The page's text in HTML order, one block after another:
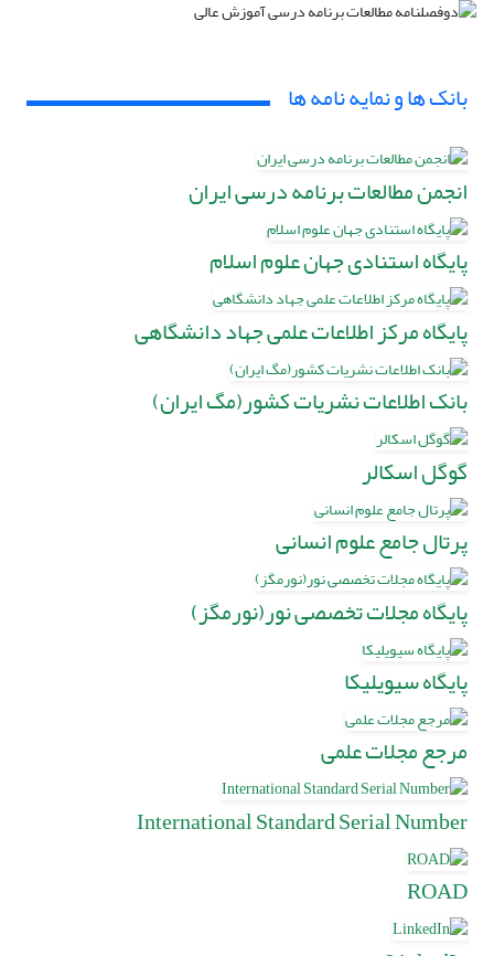
بانک ها و نمایه نامه ها
انجمن مطالعات برنامه درسی ایران
پایگاه استنادی جهان علوم اسلام
پایگاه مرکز اطلاعات علمی جهاد دانشگاهی
بانک اطلاعات نشریات کشور(مگ ایران)
گوگل اسکالر
پرتال جامع علوم انسانی
پایگاه مجلات تخصصی نور(نورمگز)
پایگاه سیویلیکا
مرجع مجلات علمی
International Standard Serial Number
ROAD